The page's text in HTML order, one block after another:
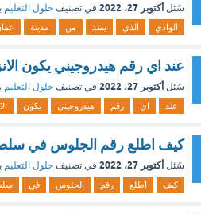
سُئل أكتوبر 27، 2022 في تصنيف حلول التعليم
الوادي الذي يمتد من مدينة
عند اي رقم هيدروجيني يكون
سُئل أكتوبر 27، 2022 في تصنيف حلول التعليم
عند اي رقم هيدروجيني يكون
كيف اطلع رقم الجلوس في
سُئل أكتوبر 27، 2022 في تصنيف حلول التعليم
كيف اطلع رقم الجلوس في